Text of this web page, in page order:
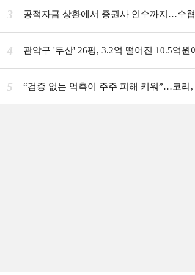
3 공적자금 상환에서 증권사 인수까지…수
4 관악구 '두산' 26평, 3.2억 떨어진 10.5억
5 “검증 없는 억측이 주주 피해 키워”…코리,